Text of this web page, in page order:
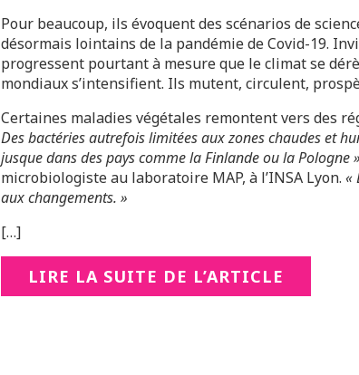
Pour beaucoup, ils évoquent des scénarios de
désormais lointains de la pandémie de Covid-19.
progressent pourtant à mesure que le climat se
mondiaux s’intensifient. Ils mutent, circulent,
Certaines maladies végétales remontent vers des
Des bactéries autrefois limitées aux zones chaudes et
jusque dans des pays comme la Finlande ou la Pologne »
microbiologiste au laboratoire MAP, à l’INSA Lyon. «
aux changements. »
[…]
LIRE LA SUITE DE L’ARTICLE